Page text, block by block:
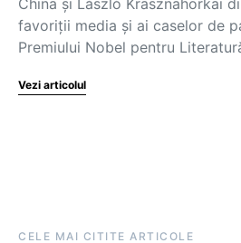
China şi László Krasznahorkai
favoriţii media şi ai caselor de
Premiului Nobel pentru
Vezi articolul
CELE MAI CITITE ARTICOLE